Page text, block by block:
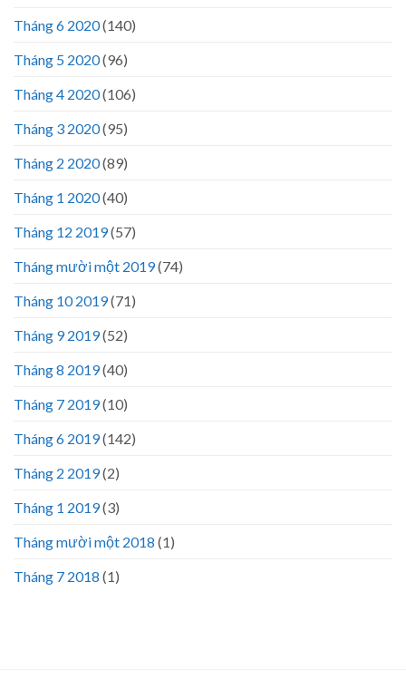
Tháng 6 2020(140)
Tháng 5 2020(96)
Tháng 4 2020(106)
Tháng 3 2020(95)
Tháng 2 2020(89)
Tháng 1 2020(40)
Tháng 12 2019(57)
Tháng mười một 2019(74)
Tháng 10 2019(71)
Tháng 9 2019(52)
Tháng 8 2019(40)
Tháng 7 2019(10)
Tháng 6 2019(142)
Tháng 2 2019(2)
Tháng 1 2019(3)
Tháng mười một 2018 (1)
Tháng 7 2018 (1)